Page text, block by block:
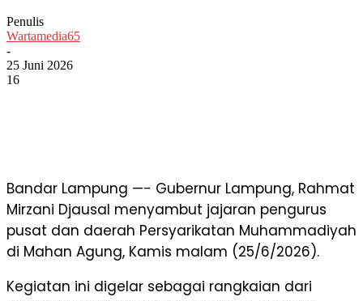
Penulis
Wartamedia65
-
25 Juni 2026
16
Bandar Lampung —- Gubernur Lampung, Rahmat
Mirzani Djausal menyambut jajaran pengurus
pusat dan daerah Persyarikatan Muhammadiyah
di Mahan Agung, Kamis malam (25/6/2026).
​Kegiatan ini digelar sebagai rangkaian dari